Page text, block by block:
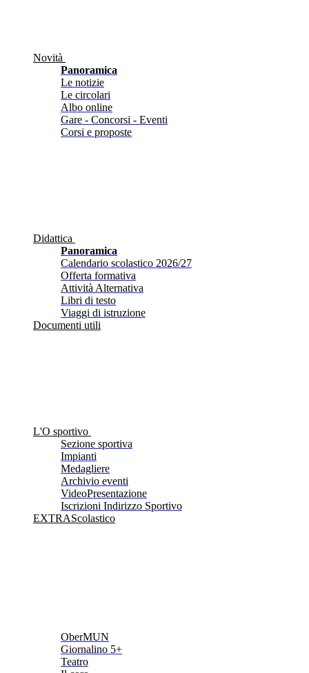
Novità
Panoramica
Le notizie
Le circolari
Albo online
Gare - Concorsi - Eventi
Corsi e proposte
Didattica
Panoramica
Calendario scolastico 2026/27
Offerta formativa
Attività Alternativa
Libri di testo
Viaggi di istruzione
Documenti utili
L'O sportivo
Sezione sportiva
Impianti
Medagliere
Archivio eventi
VideoPresentazione
Iscrizioni Indirizzo Sportivo
EXTRAScolastico
OberMUN
Giornalino 5+
Teatro